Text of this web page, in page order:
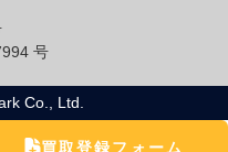
買取登録フォーム
号
Co., Ltd.